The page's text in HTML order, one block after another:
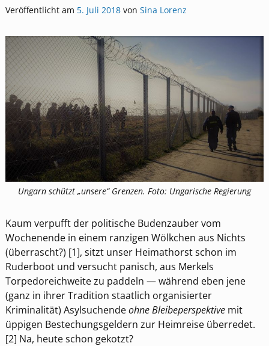
Veröffentlicht am 5. Juli 2018 von Sina Lorenz
Ungarn schützt „unsere“ Grenzen. Foto: Ungarische Regierung
Kaum verpufft der politische Budenzauber vom
Wochenende in einem ranzigen Wölkchen aus Nichts
(überrascht?) [1], sitzt unser Heimathorst schon im
Ruderboot und versucht panisch, aus Merkels
Torpedoreichweite zu paddeln — während eben jene
(ganz in ihrer Tradition staatlich organisierter
Kriminalität) Asylsuchendeohne Bleibeperspektivemit
üppigen Bestechungsgeldern zur Heimreise überredet.
[2] Na, heute schon gekotzt?